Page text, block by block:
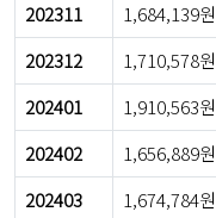
202311
1,684,139원
202312
1,710,578원
202401
1,910,563원
202402
1,656,889원
202403
1,674,784원